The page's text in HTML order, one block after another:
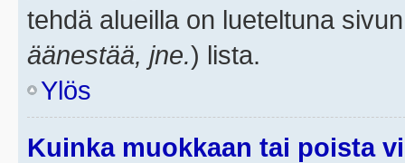
tehdä alueilla on lueteltuna
äänestää, jne.) lista.
Ylös
Kuinka muokkaan tai poista